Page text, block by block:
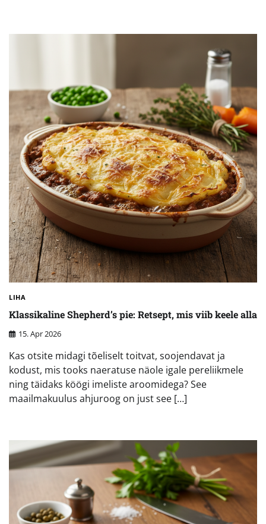
LIHA
Klassikaline Shepherd’s pie: Retsept, mis viib keele alla
15. Apr 2026
Kas otsite midagi tõeliselt toitvat, soojendavat ja
kodust, mis tooks naeratuse näole igale pereliikmele
ning täidaks köögi imeliste aroomidega? See
maailmakuulus ahjuroog on just see […]